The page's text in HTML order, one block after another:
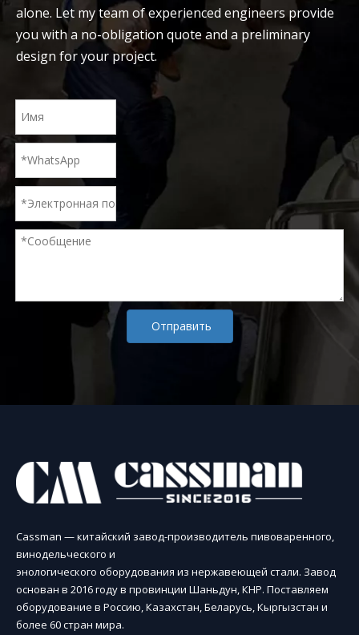
alone. Let my team of experienced engineers provide
you with a no-obligation quote and a preliminary
design for your project.
Отправить
Cassman — китайский завод-производитель пивоваренного,
винодельческого и
энологического оборудования из нержавеющей стали. Завод
основан в 2016 году в провинции Шаньдун, КНР. Поставляем
оборудование в Россию, Казахстан, Беларусь, Кыргызстан и
более 60 стран мира.